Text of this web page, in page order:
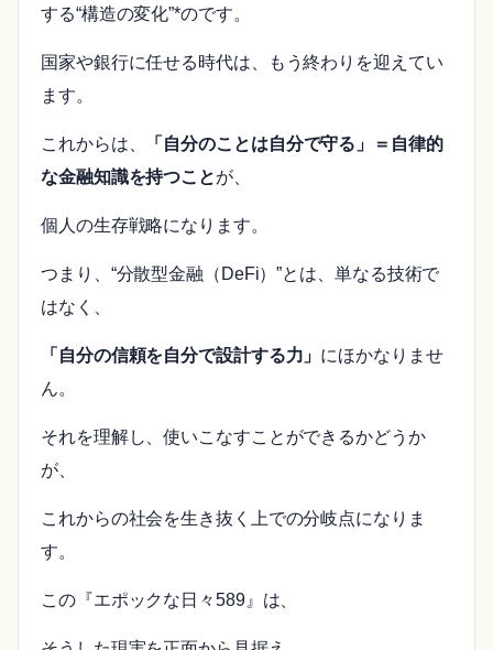
する“構造の変化”*のです。
国家や銀行に任せる時代は、もう終わりを迎えてい
ます。
これからは、
「自分のことは自分で守る」＝自律的
な金融知識を持つことが、
個人の生存戦略になります。
つまり、“分散型金融（DeFi）”とは、単なる技術で
はなく、
「自分の信頼を自分で設計する力」 にほかなりませ
ん。
それを理解し、使いこなすことができるかどうか
が、
これからの社会を生き抜く上での分岐点になりま
す。
この『エポックな日々589』は、